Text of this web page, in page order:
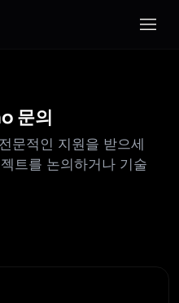
모바
문의
문적인 지원을 받으세
트를 논의하거나 기술